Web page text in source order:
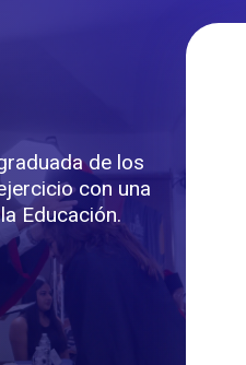
de los
con una
Educación.